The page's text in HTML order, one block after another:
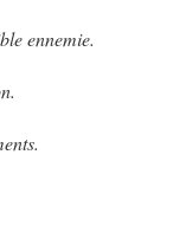
ennemie.